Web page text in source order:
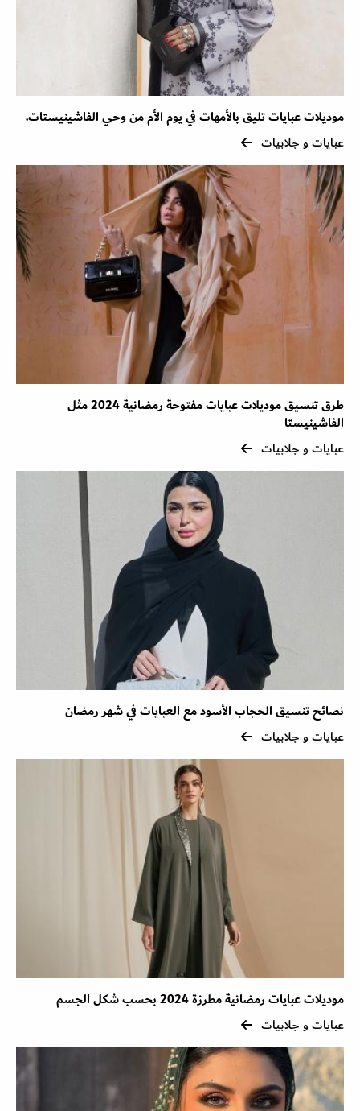
موديلات عبايات تليق بالأمهات في يوم الأم من وحي الفاشينيستات.
عبايات و جلابيات
طرق تنسيق موديلات عبايات مفتوحة رمضانية 2024 مثل
الفاشينيستا
عبايات و جلابيات
نصائح تنسيق الحجاب الأسود مع العبايات في شهر رمضان
عبايات و جلابيات
موديلات عبايات رمضانية مطرزة 2024 بحسب شكل الجسم
عبايات و جلابيات